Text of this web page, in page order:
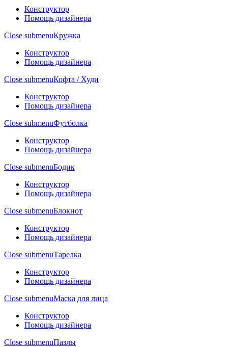
Конструктор
Помощь дизайнера
Close submenuКружка
Конструктор
Помощь дизайнера
Close submenuКофта / Худи
Конструктор
Помощь дизайнера
Close submenuФутболка
Конструктор
Помощь дизайнера
Close submenuБодик
Конструктор
Помощь дизайнера
Close submenuБлокнот
Конструктор
Помощь дизайнера
Close submenuТарелка
Конструктор
Помощь дизайнера
Close submenuМаска для лица
Конструктор
Помощь дизайнера
Close submenuПазлы